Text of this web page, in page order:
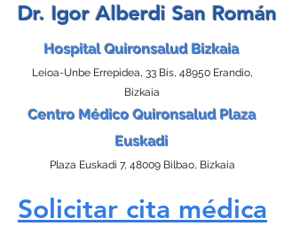
Dr. Igor Alberdi San Román
Hospital Quironsalud Bizkaia
Leioa-Unbe Errepidea, 33 Bis, 48950 Erandio,
Bizkaia
Centro Médico Quironsalud Plaza
Euskadi
Plaza Euskadi 7, 48009 Bilbao, Bizkaia
Solicitar cita médica